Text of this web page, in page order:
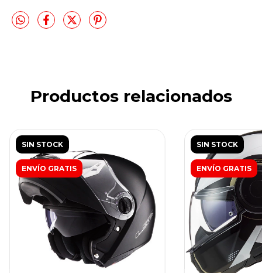
Productos relacionados
SIN STOCK
ENVÍO GRATIS
SIN STOCK
ENVÍO GRATIS